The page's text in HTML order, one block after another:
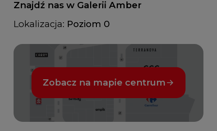
Znajdź nas w Galerii Amber
Lokalizacja: Poziom 0
Zobacz na mapie centrum